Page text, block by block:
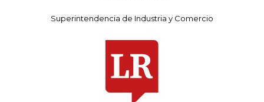
Superintendencia de Industria y Comercio